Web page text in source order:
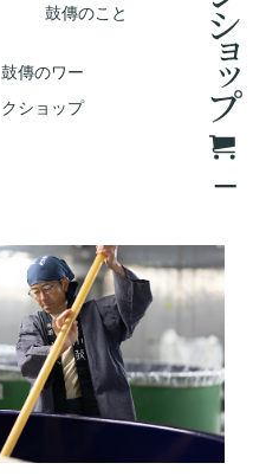
鼓傳のこと
鼓傳のワー
クショップ